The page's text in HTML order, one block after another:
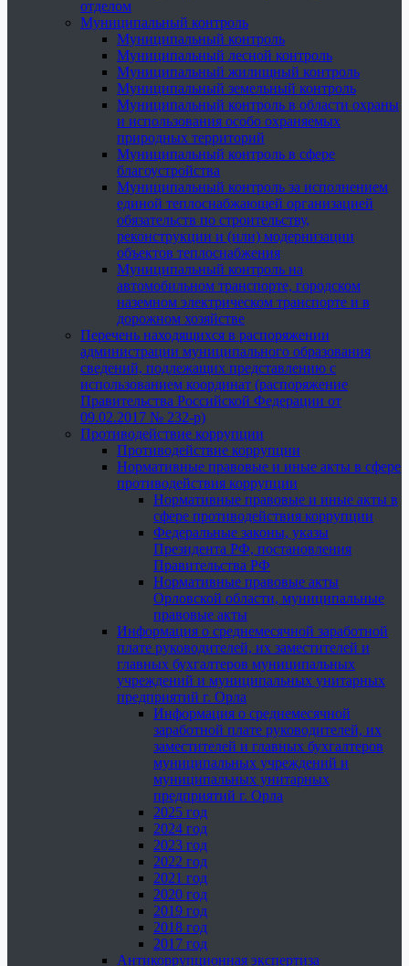
отделом
Муниципальный контроль
Муниципальный контроль
Муниципальный лесной контроль
Муниципальный жилищный контроль
Муниципальный земельный контроль
Муниципальный контроль в области охраны
и использования особо охраняемых
природных территорий
Муниципальный контроль в сфере
благоустройства
Муниципальный контроль за исполнением
единой теплоснабжающей организацией
обязательств по строительству,
реконструкции и (или) модернизации
объектов теплоснабжения
Муниципальный контроль на
автомобильном транспорте, городском
наземном электрическом транспорте и в
дорожном хозяйстве
Перечень находящихся в распоряжении
администрации муниципального образования
сведений, подлежащих представлению с
использованием координат (распоряжение
Правительства Российской Федерации от
09.02.2017 № 232-р)
Противодействие коррупции
Противодействие коррупции
Нормативные правовые и иные акты в сфере
противодействия коррупции
Нормативные правовые и иные акты в
сфере противодействия коррупции
Федеральные законы, указы
Президента РФ, постановления
Правительства РФ
Нормативные правовые акты
Орловской области, муниципальные
правовые акты
Информация о среднемесячной заработной
плате руководителей, их заместителей и
главных бухгалтеров муниципальных
учреждений и муниципальных унитарных
предприятий г. Орла
Информация о среднемесячной
заработной плате руководителей, их
заместителей и главных бухгалтеров
муниципальных учреждений и
муниципальных унитарных
предприятий г. Орла
2025 год
2024 год
2023 год
2022 год
2021 год
2020 год
2019 год
2018 год
2017 год
Антикоррупционная экспертиза